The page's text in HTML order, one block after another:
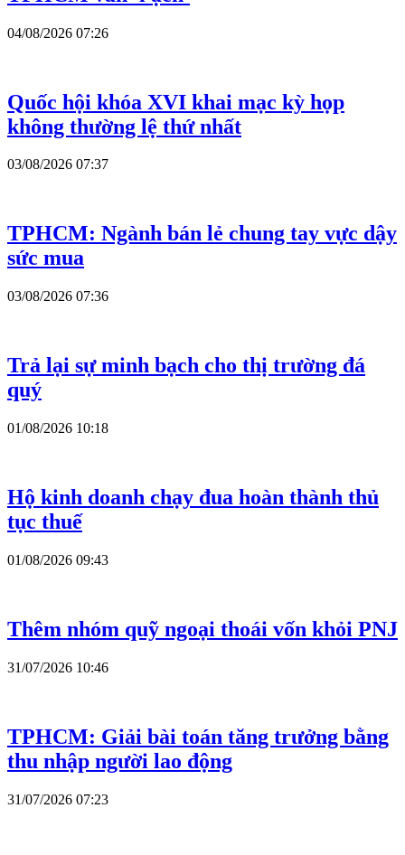
04/08/2026 07:26
Quốc hội khóa XVI khai mạc kỳ họp
không thường lệ thứ nhất
03/08/2026 07:37
TPHCM: Ngành bán lẻ chung tay vực dậy
sức mua
03/08/2026 07:36
Trả lại sự minh bạch cho thị trường đá
quý
01/08/2026 10:18
Hộ kinh doanh chạy đua hoàn thành thủ
tục thuế
01/08/2026 09:43
Thêm nhóm quỹ ngoại thoái vốn khỏi PNJ
31/07/2026 10:46
TPHCM: Giải bài toán tăng trưởng bằng
thu nhập người lao động
31/07/2026 07:23